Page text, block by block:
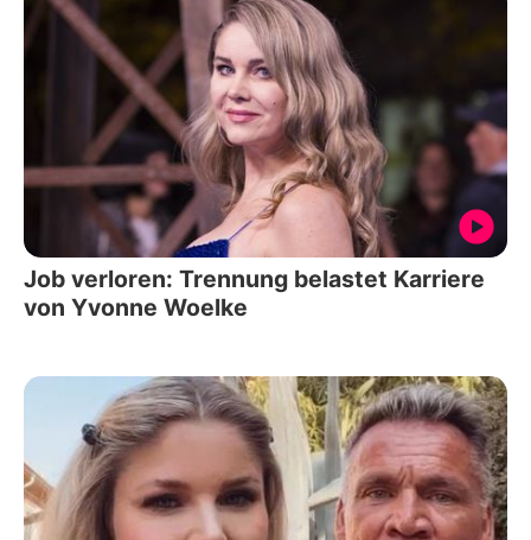
Job verloren: Trennung belastet Karriere
von Yvonne Woelke